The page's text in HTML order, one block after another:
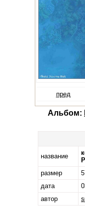
пред
Альбом:
название
размер
дата
автор